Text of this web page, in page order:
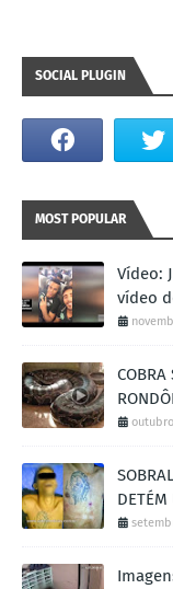
SOCIAL PLUGIN
MOST POPULAR
Vídeo:
vídeo
COBRA
DETÉM